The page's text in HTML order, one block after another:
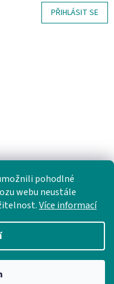
pohodlné
webu neustále
Více informací
PŘIHLÁSIT SE